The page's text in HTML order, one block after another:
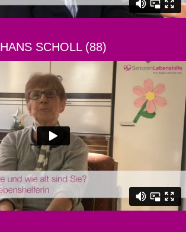
HANS SCHOLL (88)